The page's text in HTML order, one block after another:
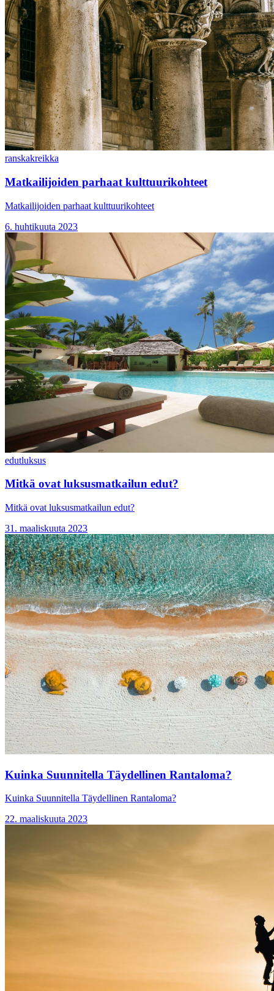
ranskakreikka
Matkailijoiden parhaat kulttuurikohteet
Matkailijoiden parhaat kulttuurikohteet
6. huhtikuuta 2023
edutluksus
Mitkä ovat luksusmatkailun edut?
Mitkä ovat luksusmatkailun edut?
31. maaliskuuta 2023
Kuinka Suunnitella Täydellinen Rantaloma?
Kuinka Suunnitella Täydellinen Rantaloma?
22. maaliskuuta 2023